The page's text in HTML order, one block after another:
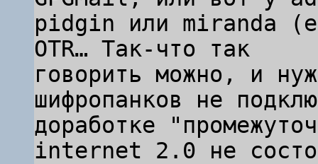
pidgin или miranda
OTR… Так-что так
говорить можно, и
шифропанков не
доработке
internet 2.0 не